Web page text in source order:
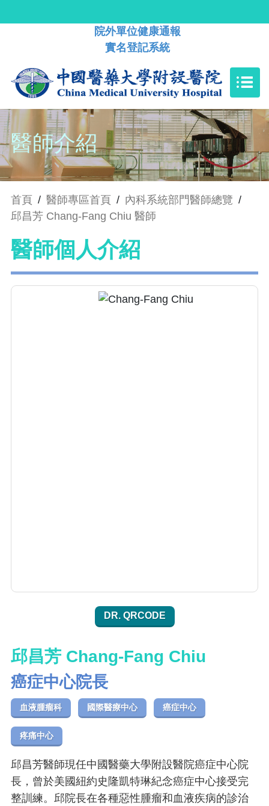
院外單位健康通報
實名登記系統
醫師介紹
首頁 / 醫師專區首頁 / 內科系統部門醫師總覽 /
邱昌芳 Chang-Fang Chiu 醫師
醫師個人介紹
DR. QRCODE
邱昌芳 Chang-Fang Chiu
癌症中心院長
血液腫瘤科 國際醫療中心 癌症中心
疼痛中心
邱昌芳醫師現任中國醫藥大學附設醫院癌症中心院
長，曾於美國紐約史隆凱特琳紀念癌症中心接受完
整訓練。邱院長在各種惡性腫瘤和血液疾病的診治